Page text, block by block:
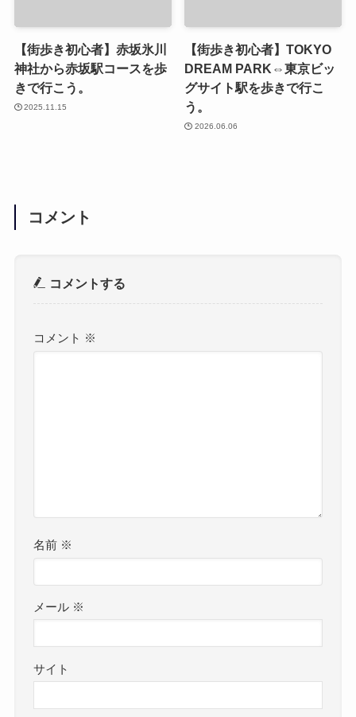
【街歩き初心者】赤坂氷川
神社から赤坂駅コースを歩
きで行こう。
2025.11.15
【街歩き初心者】TOKYO
DREAM PARK⇔東京ビッ
グサイト駅を歩きで行こ
う。
2026.06.06
コメント
コメントする
コメント ※
名前 ※
メール ※
サイト